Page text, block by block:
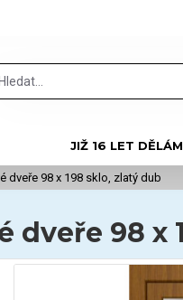
JIŽ 16 LET
dveře 98 x 198 sklo, zlatý dub
dveře 98 x